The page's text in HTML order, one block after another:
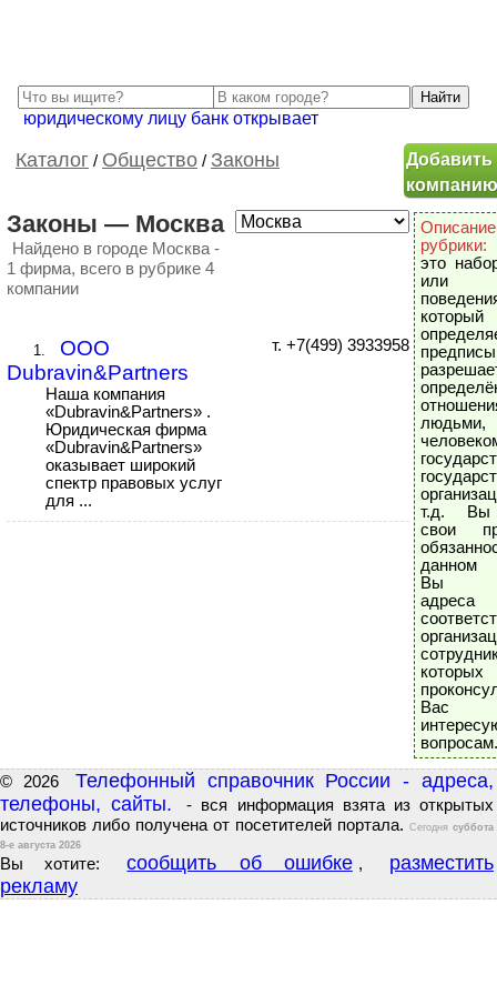
юридическому лицу банк открывает
Каталог / Общество / Законы
Добавить
компанию
Законы — Москва
Найдено в городе Москва -
1 фирма, всего в рубрике 4
компании
1.
ООО
Dubravin&Partners
Наша компания
«Dubravin&Partners» .
Юридическая фирма
«Dubravin&Partners»
оказывает широкий
спектр правовых услуг
для ...
т. +7(499) 3933958
Описание
рубрики:
это
или
который
людьми,
т.д. Вы
свои
данном
Вы
адреса
которых
вопросам.
© 2026
Телефонный справочник России - адреса,
телефоны, сайты.
- вся информация взята из открытых
источников либо получена от посетителей портала. Сегодня суббота
8-е августа 2026
Вы хотите: сообщить об ошибке ,
разместить
рекламу